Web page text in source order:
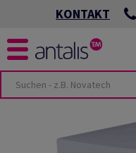
KONTAKT